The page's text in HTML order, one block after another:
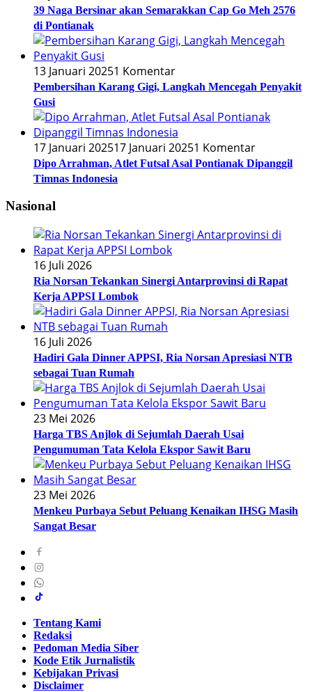
39 Naga Bersinar akan Semarakkan Cap Go Meh 2576
di Pontianak
13 Januari 20251 Komentar
Pembersihan Karang Gigi, Langkah Mencegah Penyakit
Gusi
17 Januari 202517 Januari 20251 Komentar
Dipo Arrahman, Atlet Futsal Asal Pontianak Dipanggil
Timnas Indonesia
Nasional
16 Juli 2026
Ria Norsan Tekankan Sinergi Antarprovinsi di Rapat
Kerja APPSI Lombok
16 Juli 2026
Hadiri Gala Dinner APPSI, Ria Norsan Apresiasi NTB
sebagai Tuan Rumah
23 Mei 2026
Harga TBS Anjlok di Sejumlah Daerah Usai
Pengumuman Tata Kelola Ekspor Sawit Baru
23 Mei 2026
Menkeu Purbaya Sebut Peluang Kenaikan IHSG Masih
Sangat Besar
Tentang Kami
Redaksi
Pedoman Media Siber
Kode Etik Jurnalistik
Kebijakan Privasi
Disclaimer